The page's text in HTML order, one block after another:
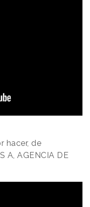
hacer, de
A, AGENCIA DE